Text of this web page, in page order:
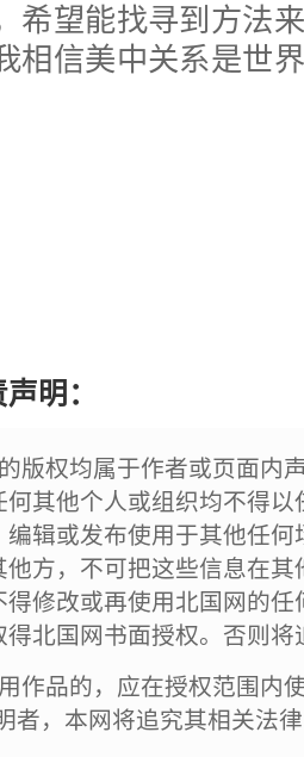
希望能找寻到方法
相信美中关系是世
明：
版权均属于作者或页面内
何其他个人或组织均不得
辑或发布使用于其他任
方，不可把这些信息在
修改或再使用北国网的
北国网书面授权。否则将
作品的，应在授权范围内
者，本网将追究其相关法